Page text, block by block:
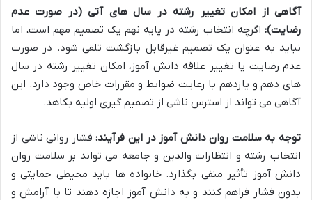
آگاهی از امکان تغییر رشته در سال های آتی (در صورت عدم
رضایت): اگرچه انتخاب رشته در پایه نهم یک تصمیم مهم است، اما
نباید به عنوان یک تصمیم غیرقابل بازگشت تلقی شود. در صورت
عدم رضایت یا تغییر علاقه دانش آموز، امکان تغییر رشته در سال
های دهم و یازدهم با رعایت ضوابط و مقررات خاص وجود دارد. این
آگاهی می تواند از استرس ناشی از تصمیم گیری اولیه بکاهد.
توجه به سلامت روان دانش آموز در این فرآیند:فشار روانی ناشی از
انتخاب رشته و انتظارات والدین و جامعه می تواند بر سلامت روان
دانش آموز تأثیر منفی بگذارد. خانواده ها باید محیطی حمایتی و
بدون فشار فراهم کنند و به دانش آموز اجازه دهند تا با آرامش و